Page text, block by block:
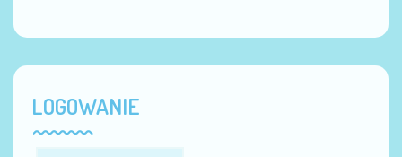
LOGOWANIE